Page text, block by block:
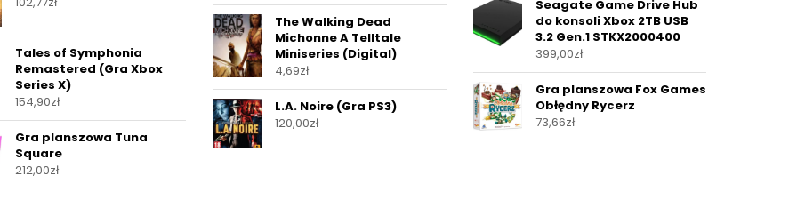
Tales of Symphonia
Remastered (Gra Xbox
Series X)
154,90zł
Gra planszowa Tuna
Square
212,00zł
The Walking Dead
Michonne A Telltale
Miniseries (Digital)
4,69zł
L.A. Noire (Gra PS3)
120,00zł
Seagate Game Drive Hub
do konsoli Xbox 2TB USB
3.2 Gen.1 STKX2000400
399,00zł
Gra planszowa Fox Games
Obłędny Rycerz
73,66zł